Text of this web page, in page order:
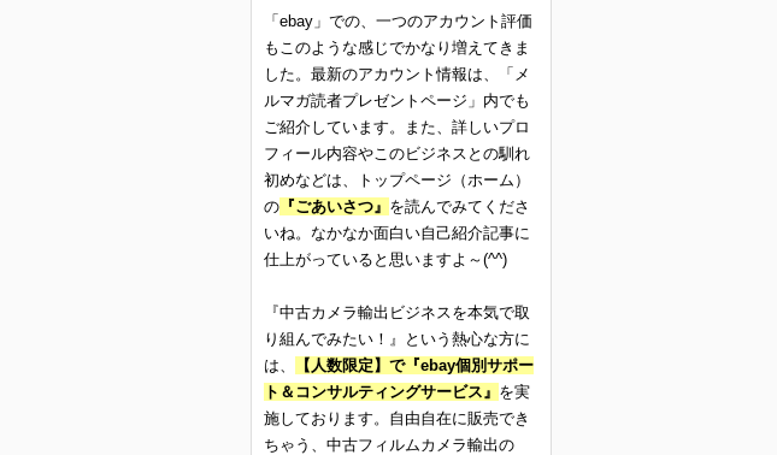
「ebay」での、一つのアカウント評価
もこのような感じでかなり増えてきま
した。最新のアカウント情報は、「メ
ルマガ読者プレゼントページ」内でも
ご紹介しています。また、詳しいプロ
フィール内容やこのビジネスとの馴れ
初めなどは、トップページ（ホーム）
の 『ごあいさつ』 を読んでみてくださ
いね。なかなか面白い自己紹介記事に
仕上がっていると思いますよ～(^^)
『中古カメラ輸出ビジネスを本気で取
り組んでみたい！』という熱心な方に
は、
【人数限定】で『ebay個別サポー
ト＆コンサルティングサービス』 を実
施しております。自由自在に販売でき
ちゃう、中古フィルムカメラ輸出の